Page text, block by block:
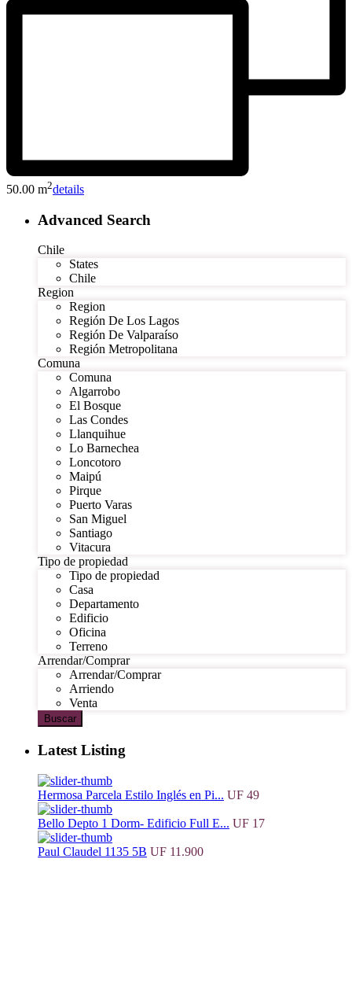
50.00 m2details
Advanced Search
Chile
States
Chile
Region
Region
Región De Los Lagos
Región De Valparaíso
Región Metropolitana
Comuna
Comuna
Algarrobo
El Bosque
Las Condes
Llanquihue
Lo Barnechea
Loncotoro
Maipú
Pirque
Puerto Varas
San Miguel
Santiago
Vitacura
Tipo de propiedad
Tipo de propiedad
Casa
Departamento
Edificio
Oficina
Terreno
Arrendar/Comprar
Arrendar/Comprar
Arriendo
Venta
Buscar
Latest Listing
Hermosa Parcela Estilo Inglés en Pi... UF 49
Bello Depto 1 Dorm- Edificio Full E... UF 17
Paul Claudel 1135 5B UF 11.900